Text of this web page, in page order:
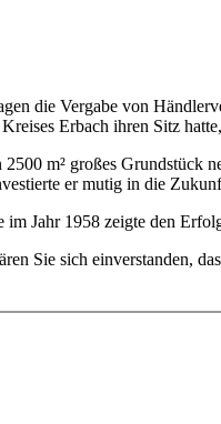
die Vergabe von
Erbach ihren Sitz
m² großes Grundstück
er mutig in die
Jahr 1958 zeigte den
Sie sich einverstanden,